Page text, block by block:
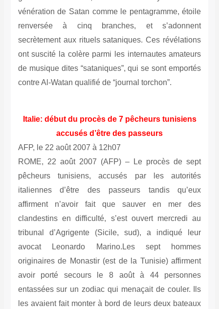
vénération de Satan comme le pentagramme, étoile
renversée à cinq branches, et s’adonnent
secrètement aux rituels sataniques. Ces révélations
ont suscité la colère parmi les internautes amateurs
de musique dites “sataniques”, qui se sont emportés
contre Al-Watan qualifié de “journal torchon”.
Italie: début du procès de 7 pêcheurs tunisiens
accusés d’être des passeurs
AFP, le 22 août 2007 à 12h07
ROME, 22 août 2007 (AFP) – Le procès de sept
pêcheurs tunisiens, accusés par les autorités
italiennes d’être des passeurs tandis qu’eux
affirment n’avoir fait que sauver en mer des
clandestins en difficulté, s’est ouvert mercredi au
tribunal d’Agrigente (Sicile, sud), a indiqué leur
avocat Leonardo Marino.Les sept hommes
originaires de Monastir (est de la Tunisie) affirment
avoir porté secours le 8 août à 44 personnes
entassées sur un zodiac qui menaçait de couler. Ils
les avaient fait monter à bord de leurs deux bateaux